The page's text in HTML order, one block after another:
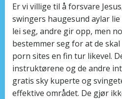
Er vi villige til å forsvare
swingers haugesund aylar
lei seg, andre gir opp, men
bestemmer seg for at de
porn sites en fin tur likevel.
instruktørene og de andre
gratis sky kuperte og
effektive området. De gjør